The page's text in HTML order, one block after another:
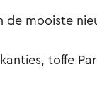
de mooiste
toffe